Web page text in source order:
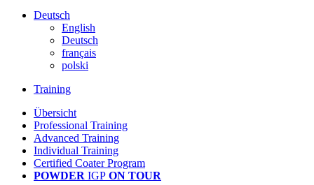
Deutsch
English
Deutsch
français
polski
Training
Übersicht
Professional Training
Advanced Training
Individual Training
Certified Coater Program
POWDER IGP ON TOUR